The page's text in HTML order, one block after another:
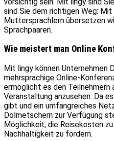
sind Sie dem richtigen Weg:
Muttersprachlern übersetzen
Sprachpaaren.
Wie meistert man Online
Mit lingy können Unternehmen
mehrsprachige Online-
ermöglicht es den Teilnehmern
Veranstaltung anzusehen. Da
gibt und ein umfangreiches
Dolmetschern zur Verfügung
Möglichkeit, die Reisekosten
Nachhaltigkeit zu fördern.